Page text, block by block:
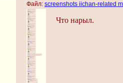
Файл: screenshots iichan-related
Что нарыл.